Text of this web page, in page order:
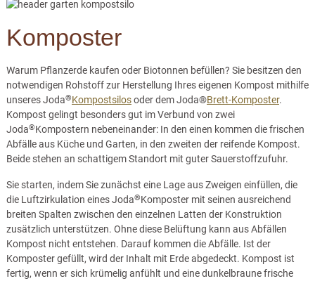
Komposter
Warum Pflanzerde kaufen oder Biotonnen befüllen? Sie besitzen den
notwendigen Rohstoff zur Herstellung Ihres eigenen Kompost mithilfe
unseres Joda®Kompostsilosoder dem Joda®Brett-Komposter.
Kompost gelingt besonders gut im Verbund von zwei
Joda®Kompostern nebeneinander: In den einen kommen die frischen
Abfälle aus Küche und Garten, in den zweiten der reifende Kompost.
Beide stehen an schattigem Standort mit guter Sauerstoffzufuhr.
Sie starten, indem Sie zunächst eine Lage aus Zweigen einfüllen, die
die Luftzirkulation eines Joda®Komposter mit seinen ausreichend
breiten Spalten zwischen den einzelnen Latten der Konstruktion
zusätzlich unterstützen. Ohne diese Belüftung kann aus Abfällen
Kompost nicht entstehen. Darauf kommen die Abfälle. Ist der
Komposter gefüllt, wird der Inhalt mit Erde abgedeckt. Kompost ist
fertig, wenn er sich krümelig anfühlt und eine dunkelbraune frische